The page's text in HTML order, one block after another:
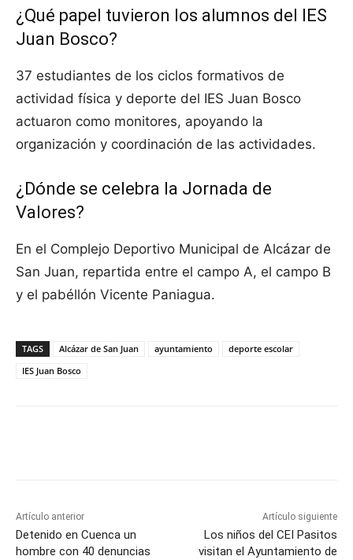
¿Qué papel tuvieron los alumnos del IES
Juan Bosco?
37 estudiantes de los ciclos formativos de
actividad física y deporte del IES Juan Bosco
actuaron como monitores, apoyando la
organización y coordinación de las actividades.
¿Dónde se celebra la Jornada de
Valores?
En el Complejo Deportivo Municipal de Alcázar de
San Juan, repartida entre el campo A, el campo B
y el pabéllón Vicente Paniagua.
TAGS Alcázar de San Juan ayuntamiento
deporte escolar
IES Juan Bosco
Artículo anterior
Detenido en Cuenca un
hombre con 40 denuncias
Artículo siguiente
Los niños del CEI Pasitos
visitan el Ayuntamiento de